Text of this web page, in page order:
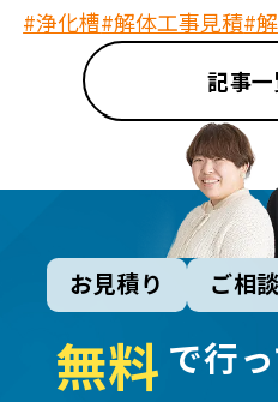
#浄化槽#解体工事見積#
記事
お見積り ご相談
無料 で行